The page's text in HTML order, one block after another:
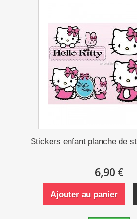
Stickers enfant planche de
6,90 €
Ajouter au panier